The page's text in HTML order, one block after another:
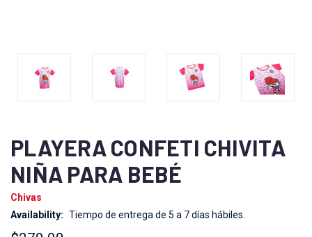
PLAYERA CONFETI CHIVITA
NIÑA PARA BEBÉ
Chivas
Availability: Tiempo de entrega de 5 a 7 días hábiles.